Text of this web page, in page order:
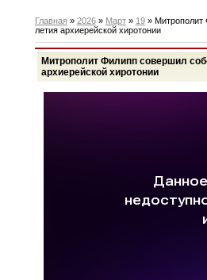
Главная » 2026 » Март » 19» Митрополит
летия архиерейской хиротонии
Митрополит Филипп совершил
архиерейской хиротонии